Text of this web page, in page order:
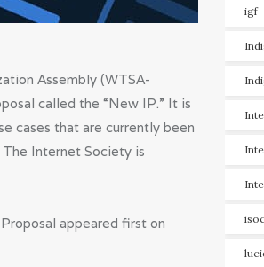
Assembly (WTSA-
called the “New IP.” It is
cases that are currently been
Internet Society is
appeared first on
igf